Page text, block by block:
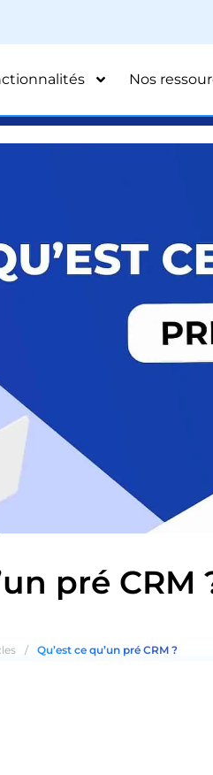
Nos
pré CRM
/ Qu’est ce qu’un pré CRM ?